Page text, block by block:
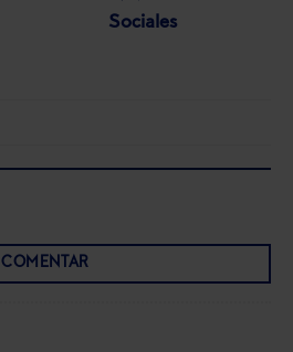
Sociales
COMENTAR